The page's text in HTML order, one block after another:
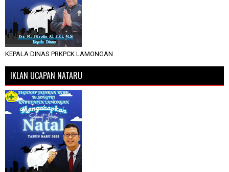
KEPALA DINAS PRKPCK LAMONGAN
IKLAN UCAPAN NATARU